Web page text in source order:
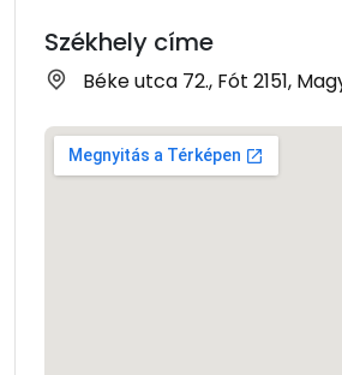
Székhely címe
Béke utca 72., Fót 2151,